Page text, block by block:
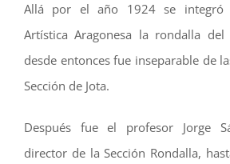
Allá por el año 1924 se integró
Artística Aragonesa la rondalla
desde entonces fue inseparable de
Sección de Jota.
Después fue el profesor Jorge
director de la Sección Rondalla,